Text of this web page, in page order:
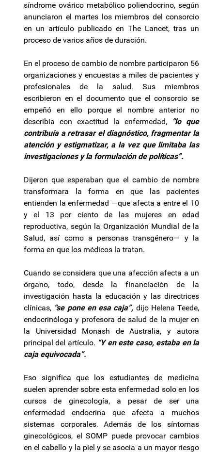
síndrome ovárico metabólico poliendocrino, según
anunciaron el martes los miembros del consorcio
en un artículo publicado en The Lancet, tras un
proceso de varios años de duración.
En el proceso de cambio de nombre participaron 56
organizaciones y encuestas a miles de pacientes y
profesionales de la salud. Sus miembros
escribieron en el documento que el consorcio se
empeñó en ello porque el nombre anterior no
describía con exactitud la enfermedad,
“lo que
contribuía a retrasar el diagnóstico, fragmentar la
atención y estigmatizar, a la vez que limitaba las
investigaciones y la formulación de políticas”.
Dijeron que esperaban que el cambio de nombre
transformara la forma en que las pacientes
entienden la enfermedad —que afecta a entre el 10
y el 13 por ciento de las mujeres en edad
reproductiva, según la Organización Mundial de la
Salud, así como a personas transgénero— y la
forma en que los médicos la tratan.
Cuando se considera que una afección afecta a un
órgano, todo, desde la financiación de la
investigación hasta la educación y las directrices
clínicas, “se pone en esa caja”, dijo Helena Teede,
endocrinóloga y profesora de salud de la mujer en
la Universidad Monash de Australia, y autora
principal del artículo. “Y en este caso, estaba en la
caja equivocada”.
Eso significa que los estudiantes de medicina
suelen aprender sobre esta enfermedad solo en los
cursos de ginecología, a pesar de ser una
enfermedad endocrina que afecta a muchos
sistemas corporales. Además de los síntomas
ginecológicos, el SOMP puede provocar cambios
en el cabello y la piel y se asocia a un mayor riesgo